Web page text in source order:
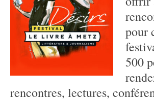
pour
500
rencontres, lectures,